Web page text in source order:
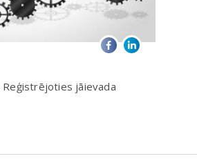
Reģistrējoties jāievada